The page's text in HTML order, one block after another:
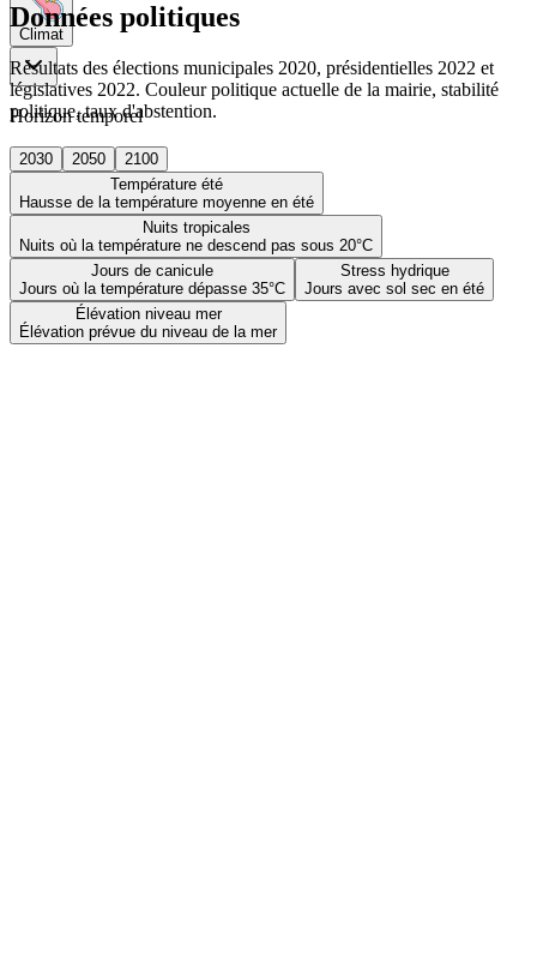
Climat
Horizon temporel
2030 2050
2100
Température été
Hausse de la température moyenne en été
Nuits tropicales
Nuits où la température ne descend pas sous 20°C
Jours de canicule
Jours où la température dépasse 35°C
Stress hydrique
Jours avec sol sec en été
Élévation niveau mer
Élévation prévue du niveau de la mer
Données politiques
Résultats des élections municipales 2020, présidentielles 2022 et
législatives 2022. Couleur politique actuelle de la mairie, stabilité
politique, taux d'abstention.